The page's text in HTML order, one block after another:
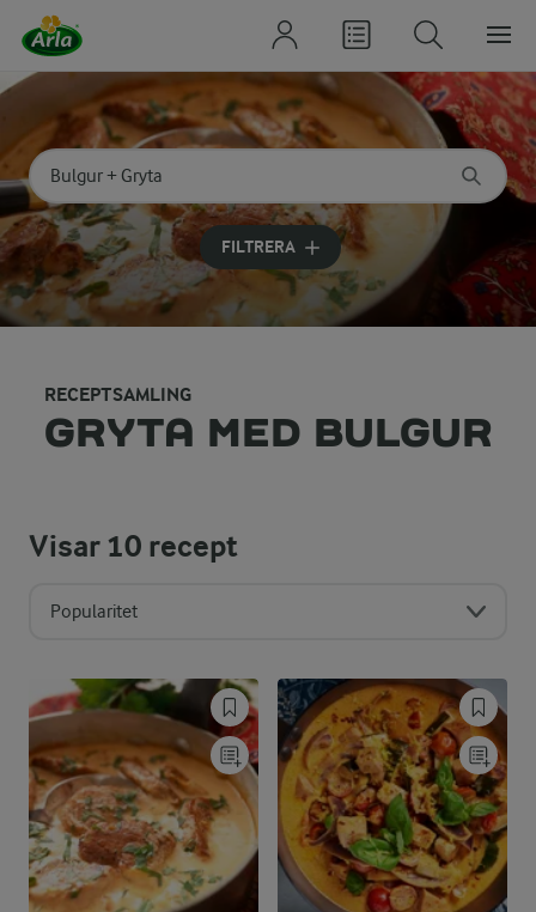
Sök på kategori eller ingrediens
Skriv in sökord för att få förslag
FILTRERA
RECEPTSAMLING
GRYTA MED BULGUR
Visar10 recept
Popularitet